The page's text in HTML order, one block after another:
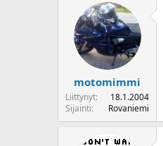
motomimmi
Liittynyt
18.1.2004
Sijainti
Rovaniemi